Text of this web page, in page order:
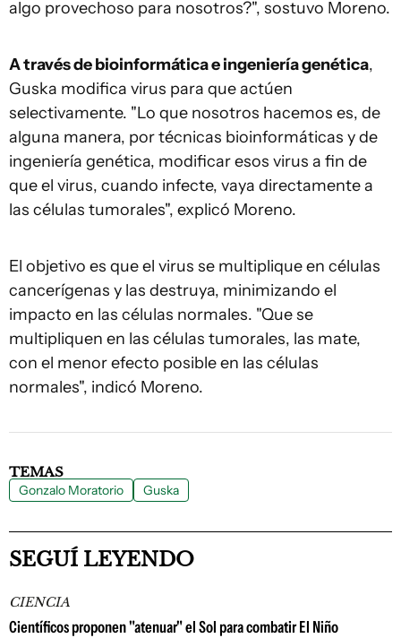
algo provechoso para nosotros?", sostuvo Moreno.
A través de bioinformática e ingeniería genética,
Guska modifica virus para que actúen
selectivamente. "Lo que nosotros hacemos es, de
alguna manera, por técnicas bioinformáticas y de
ingeniería genética, modificar esos virus a fin de
que el virus, cuando infecte, vaya directamente a
las células tumorales", explicó Moreno.
El objetivo es que el virus se multiplique en células
cancerígenas y las destruya, minimizando el
impacto en las células normales. "Que se
multipliquen en las células tumorales, las mate,
con el menor efecto posible en las células
normales", indicó Moreno.
TEMAS
Gonzalo Moratorio Guska
SEGUÍ LEYENDO
CIENCIA
Científicos proponen "atenuar" el Sol para combatir El Niño